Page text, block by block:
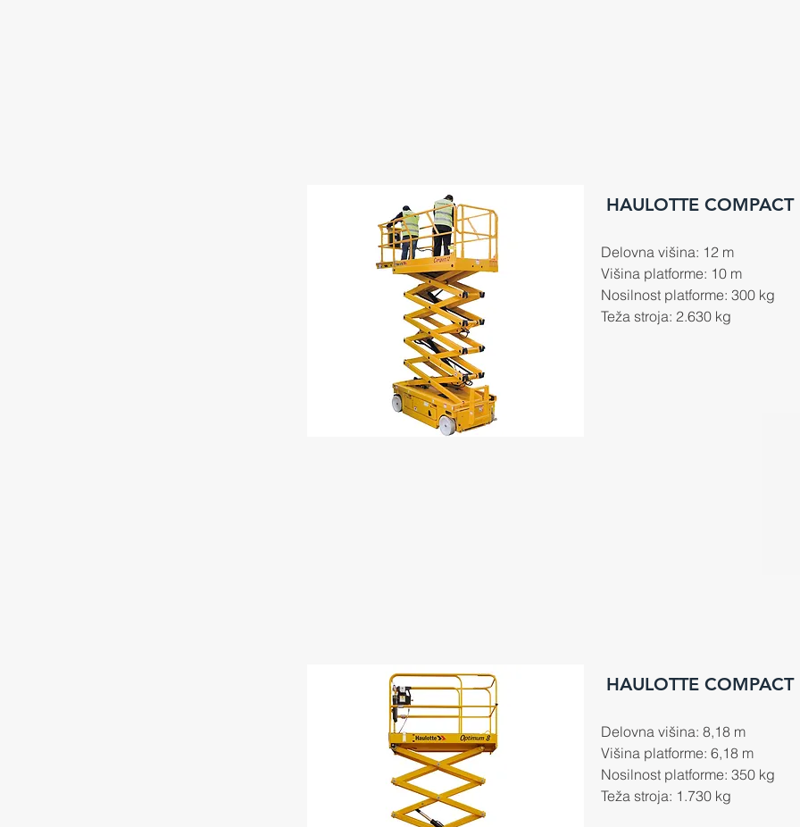
HAULOTTE COMPACT
Delovna višina: 12 m
Višina platforme: 10 m
Nosilnost platforme: 300 kg
Teža stroja: 2.630 kg
HAULOTTE COMPACT
Delovna višina: 8,18 m
Višina platforme: 6,18 m
Nosilnost platforme: 350 kg
Teža stroja: 1.730 kg